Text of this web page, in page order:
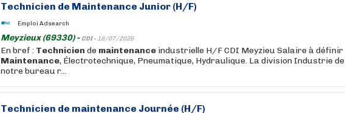
Technicien de Maintenance Junior (H/F)
Emploi Adsearch
Meyzieux (69330) - CDI - 18/07/2026
En bref : Technicien de maintenance industrielle H/F CDI Meyzieu Salaire à définir
Maintenance, Électrotechnique, Pneumatique, Hydraulique. La division Industrie de
notre bureau r...
Technicien de maintenance Journée (H/F)